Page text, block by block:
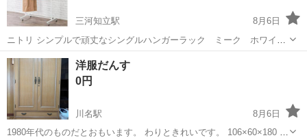
三河知立駅
8月6日
ニトリ シンプルで頑丈なシングルハンガーラック ミーク ホワイト
購入して一部開けましたが、未使用のままです。 使用しないのでお譲
りします。 商品詳細↓ ●マットなつや消し加工 ●丈夫なつくりでたくさ
ん掛けても安定感...
愛知 知立市 三河知立駅
洋服だんす
0円
川名駅
8月6日
1980年代のものだとおもいます。 わりときれいです。 106×60×180 引